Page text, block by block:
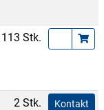
113 Stk.
2 Stk. Kontakt